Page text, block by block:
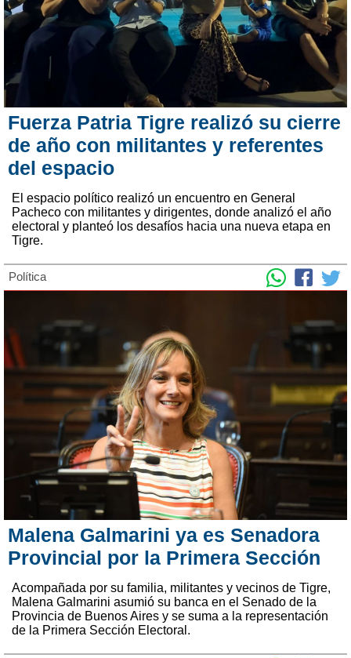
Fuerza Patria Tigre realizó su cierre
de año con militantes y referentes
del espacio
El espacio político realizó un encuentro en General
Pacheco con militantes y dirigentes, donde analizó el año
electoral y planteó los desafíos hacia una nueva etapa en
Tigre.
Política
Malena Galmarini ya es Senadora
Provincial por la Primera Sección
Acompañada por su familia, militantes y vecinos de Tigre,
Malena Galmarini asumió su banca en el Senado de la
Provincia de Buenos Aires y se suma a la representación
de la Primera Sección Electoral.